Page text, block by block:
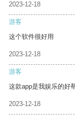
2023-12-18
游客
这个软件很好用
2023-12-18
游客
这款app是我娱乐的好
2023-12-18